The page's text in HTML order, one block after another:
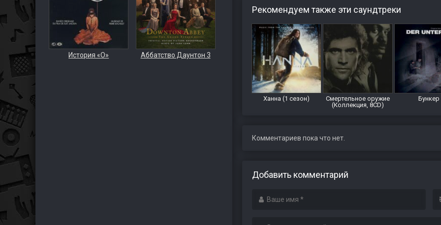
История «О» Аббатство Даунтон 3
Рекомендуем также эти саундтреки
Ханна (1 сезон)
Смертельное оружие
(Коллекция, 8CD)
Бункер
Комментариев пока что нет.
Добавить комментарий